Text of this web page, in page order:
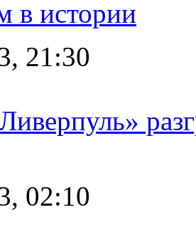
в истории
21:30
02:10